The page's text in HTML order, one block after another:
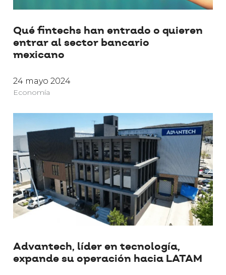
Qué fintechs han entrado o quieren
entrar al sector bancario
mexicano
24 mayo 2024
Economía
Advantech, líder en tecnología,
expande su operación hacia LATAM